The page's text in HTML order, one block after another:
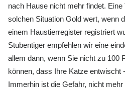
nach Hause nicht mehr findet.
solchen Situation Gold wert, wenn
einem Haustierregister registriert
Stubentiger empfehlen wir eine
allem dann, wenn Sie nicht zu 100
können, dass Ihre Katze entwischt
Immerhin ist die Gefahr, nicht